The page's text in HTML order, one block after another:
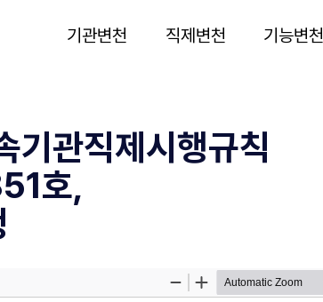
기관변천 직제변천 기능변천
기관직제시행규칙
호,